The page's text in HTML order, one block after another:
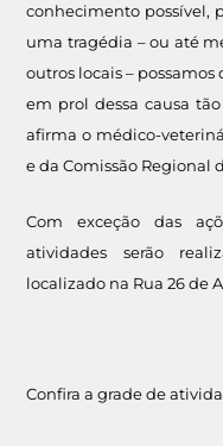
conhecimento possível,
uma tragédia – ou até
outros locais –
em prol dessa causa
afirma o médico-
e da Comissão Regional
Com exceção das
atividades serão
localizado na Rua 26 de
Confira a grade de